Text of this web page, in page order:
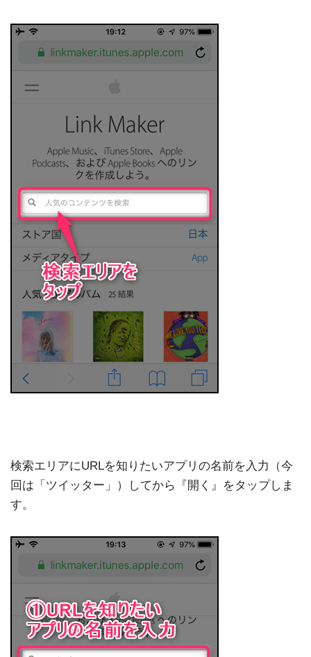
検索エリアにURLを知りたいアプリの名前を入力（今
回は「ツイッター」）してから『開く』をタップしま
す。